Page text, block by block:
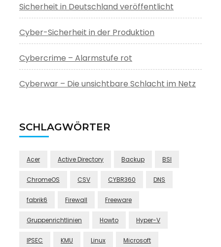
Sicherheit in Deutschland veröffentlicht
Cyber-Sicherheit in der Produktion
Cybercrime – Alarmstufe rot
Cyberwar – Die unsichtbare Schlacht im Netz
SCHLAGWÖRTER
Acer Active Directory Backup BSI
ChromeOS CSV CYBR360 DNS
fabrik6 Firewall Freeware
Gruppenrichtlinien Howto Hyper-V
IPSEC KMU Linux Microsoft